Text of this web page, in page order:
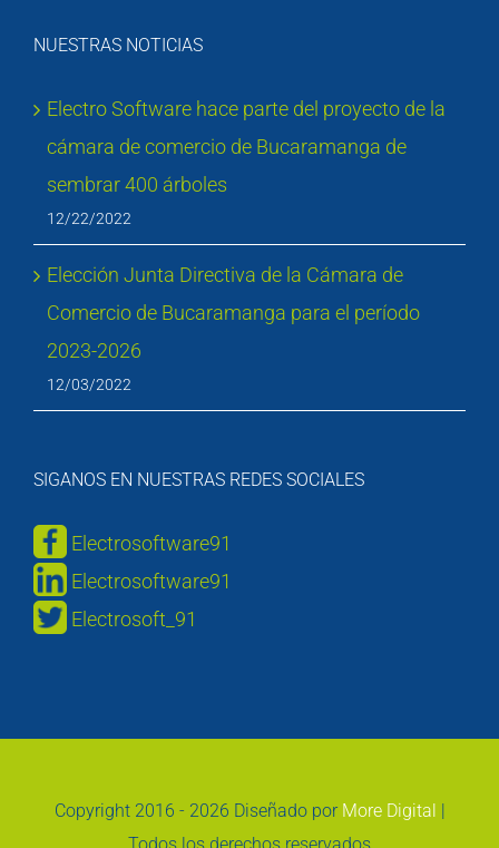
NUESTRAS NOTICIAS
Electro Software hace parte del proyecto de la
cámara de comercio de Bucaramanga de
sembrar 400 árboles
12/22/2022
Elección Junta Directiva de la Cámara de
Comercio de Bucaramanga para el período
2023-2026
12/03/2022
SIGANOS EN NUESTRAS REDES SOCIALES
Electrosoftware91
Electrosoftware91
Electrosoft_91
Copyright 2016 - 2026 Diseñado por More Digital |